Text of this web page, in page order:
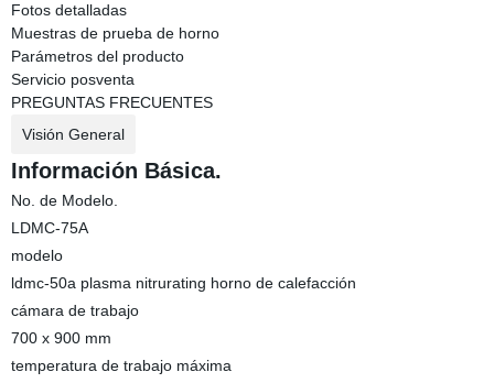
Fotos detalladas
Muestras de prueba de horno
Parámetros del producto
Servicio posventa
PREGUNTAS FRECUENTES
Visión General
Información Básica.
No. de Modelo.
LDMC-75A
modelo
ldmc-50a plasma nitrurating horno de calefacción
cámara de trabajo
700 x 900 mm
temperatura de trabajo máxima